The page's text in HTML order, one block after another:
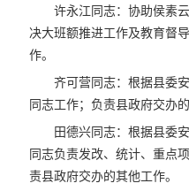
许永江同志：协助侯素
决大班额推进工作及教育督
作。
齐可营同志：根据县委
同志工作；负责县政府交办
田德兴同志：根据县委
同志负责发改、统计、重点
责县政府交办的其他工作。